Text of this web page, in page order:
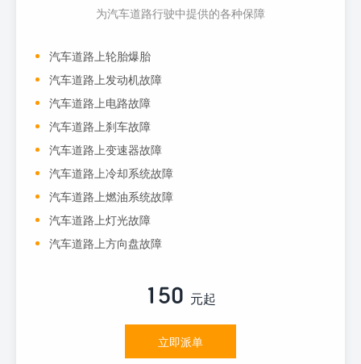
为汽车道路行驶中提供的各种保障
汽车道路上轮胎爆胎
汽车道路上发动机故障
汽车道路上电路故障
汽车道路上刹车故障
汽车道路上变速器故障
汽车道路上冷却系统故障
汽车道路上燃油系统故障
汽车道路上灯光故障
汽车道路上方向盘故障
150 元起
立即派单